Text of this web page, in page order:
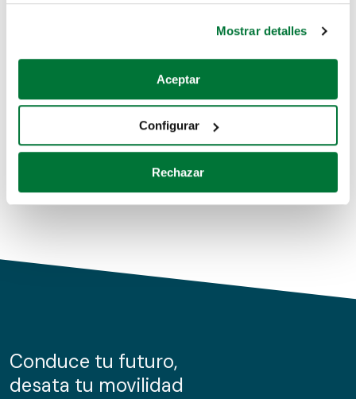
Si lo permite, también quisiéramos:
Recopilar información sobre su ubicación geográfica
Identificar su dispositivo analizándolo activamente
para buscar características específicas (huellas
Obtenga más información sobre cómo se procesan sus
de cookies.
información sobre el uso que haga del sitio web con
nuestros partners de redes sociales, publicidad y análisis
Mostrar detalles
Aceptar
Configurar
Rechazar
Coches de segunda mano
Coches de km0
Conduce tu futuro,
desata tu movilidad